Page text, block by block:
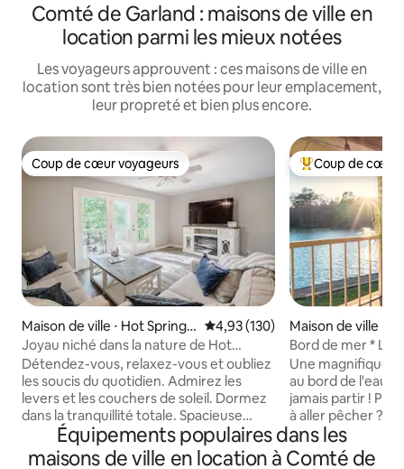
Comté de Garland : maisons de ville en
location parmi les mieux notées
Les voyageurs approuvent : ces maisons de ville en
location sont très bien notées pour leur emplacement,
leur propreté et bien plus encore.
Coup de cœur voyageurs
Coup de cœur voyageurs
Maison de ville ⋅ Hot Springs
Village
Évaluation moyenne sur la
4,93 (130)
Joyau niché dans la nature de Hot
Springs Village
Détendez-vous, relaxez-vous et oubliez
les soucis du quotidien. Admirez les
levers et les couchers de soleil. Dormez
dans la tranquillité totale. Spacieuse
maison de ville de 3 chambres et 2 salles
de bain, avec beaucoup d'avantages
Coups de cœur
Coup de cœur
Maison de ville ⋅
National Park
Bord de mer *
Queen *
Une magnifique
au bord de l'eau.
jamais partir !
à aller pêcher ? Il
une journée
détendez-vous
Équipements populaires dans les
maisons de ville en location à Comté de